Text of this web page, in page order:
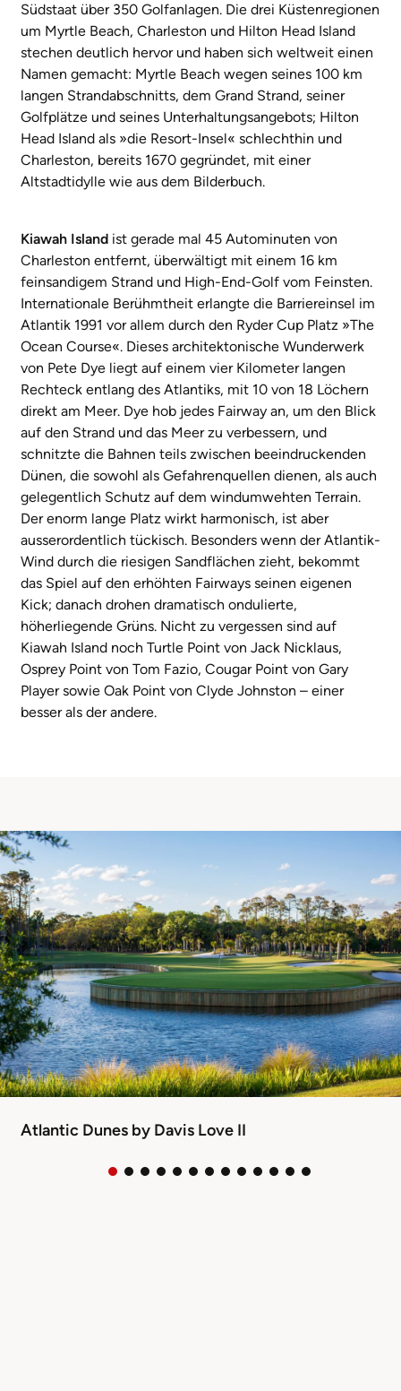
Südstaat über 350 Golfanlagen. Die drei Küstenregionen
um Myrtle Beach, Charleston und Hilton Head Island
stechen deutlich hervor und haben sich weltweit einen
Namen gemacht: Myrtle Beach wegen seines 100 km
langen Strandabschnitts, dem Grand Strand, seiner
Golfplätze und seines Unterhaltungsangebots; Hilton
Head Island als »die Resort-Insel« schlechthin und
Charleston, bereits 1670 gegründet, mit einer
Altstadtidylle wie aus dem Bilderbuch.
Kiawah Island ist gerade mal 45 Autominuten von
Charleston entfernt, überwältigt mit einem 16 km
feinsandigem Strand und High-End-Golf vom Feinsten.
Internationale Berühmtheit erlangte die Barriereinsel im
Atlantik 1991 vor allem durch den Ryder Cup Platz »The
Ocean Course«. Dieses architektonische Wunderwerk
von Pete Dye liegt auf einem vier Kilometer langen
Rechteck entlang des Atlantiks, mit 10 von 18 Löchern
direkt am Meer. Dye hob jedes Fairway an, um den Blick
auf den Strand und das Meer zu verbessern, und
schnitzte die Bahnen teils zwischen beeindruckenden
Dünen, die sowohl als Gefahrenquellen dienen, als auch
gelegentlich Schutz auf dem windumwehten Terrain.
Der enorm lange Platz wirkt harmonisch, ist aber
ausserordentlich tückisch. Besonders wenn der Atlantik-
Wind durch die riesigen Sandflächen zieht, bekommt
das Spiel auf den erhöhten Fairways seinen eigenen
Kick; danach drohen dramatisch ondulierte,
höherliegende Grüns. Nicht zu vergessen sind auf
Kiawah Island noch Turtle Point von Jack Nicklaus,
Osprey Point von Tom Fazio, Cougar Point von Gary
Player sowie Oak Point von Clyde Johnston – einer
besser als der andere.
Atlantic Dunes by Davis Love II